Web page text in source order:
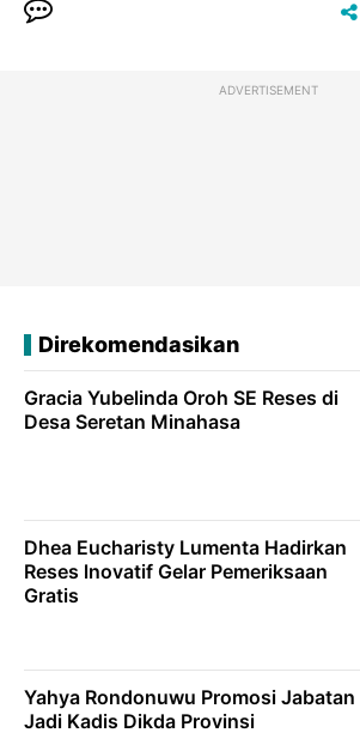
ADVERTISEMENT
Direkomendasikan
Gracia Yubelinda Oroh SE Reses di
Desa Seretan Minahasa
Dhea Eucharisty Lumenta Hadirkan
Reses lnovatif Gelar Pemeriksaan
Gratis
Yahya Rondonuwu Promosi Jabatan
Jadi Kadis Dikda Provinsi